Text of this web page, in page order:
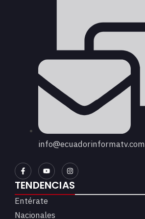
info@ecuadorinformatv.com
TENDENCIAS
Entérate
Nacionales